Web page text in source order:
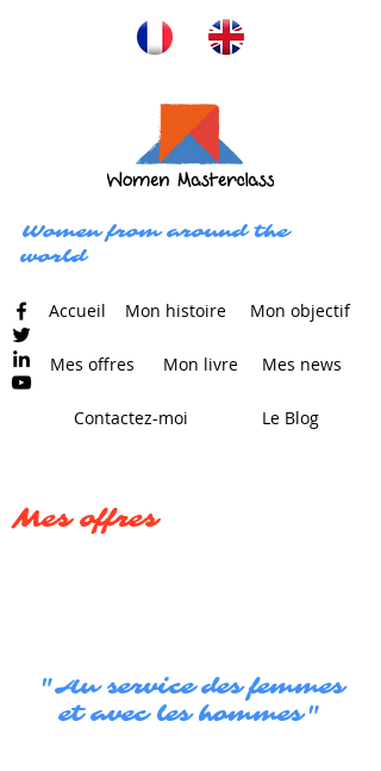
Women from around the
world
Mes offres
"Au service des femmes
et avec les hommes"
Accueil Mon histoire Mon objectif
Mes offres Mon livre Mes news
Contactez-moi Le Blog